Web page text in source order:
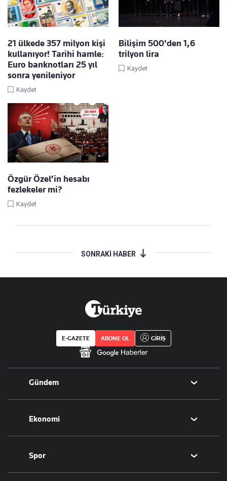
21 ülkede 357 milyon kişi
kullanıyor! Tarihi hamle:
Euro banknotları 25 yıl
sonra yenileniyor
Kaydet
Bilişim 500'den 1,6
trilyon lira
Kaydet
Özgür Özel’in hesabı
fezlekeler mi?
Kaydet
SONRAKİ HABER
E-GAZETE ABONE OL GİRİŞ
Gündem
Politika
Eğitim
Ekonomi
Borsa
Altın
Döviz
Spor
Futbol